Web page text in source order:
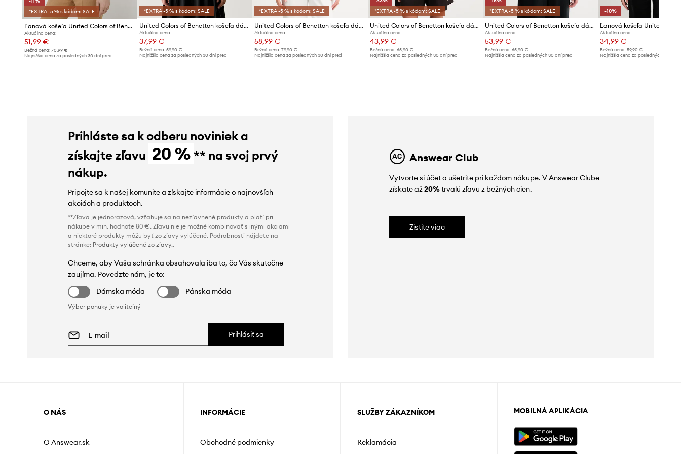
*EXTRA -5 % s kódom: SALE
Ľanová košeľa United Colors of Benetton
Aktuálna cena:
51,99 €
Bežná cena: 70,99 €
Najnižšia cena za posledných 30 dní pred
*EXTRA -5 % s kódom: SALE
United Colors of Benetton košeľa dámska bavlnená
Aktuálna cena:
37,99 €
Bežná cena:59,90 €
Najnižšia cena za posledných 30 dní pred
*EXTRA -5 % s kódom: SALE
United Colors of Benetton košeľa dámska s lyocellom
Aktuálna cena:
58,99 €
Bežná cena: 79,90 €
Najnižšia cena za posledných 30 dní pred
*EXTRA -5 % s kódom: SALE
United Colors of Benetton košeľa dámska z viskózy
Aktuálna cena:
43,99 €
Bežná cena: 65,90 €
Najnižšia cena za posledných 30 dní pred
*EXTRA -5 % s kódom: SALE
United Colors of Benetton košeľa dámska ľanová
Aktuálna cena:
53,99 €
Bežná cena:65,90 €
Najnižšia cena za posledných 30 dní pred
-10%
Aktuálna cena:
34,99 €
Bežná cena: 59,90 €
Najnižšia cena za posledných 30 dní
Prihláste sa k odberu noviniek a
získajte zľavu 20 % ** na svoj prvý
nákup.
Pripojte sa k našej komunite a získajte informácie o najnovších
akciách a produktoch.
**Zľava je jednorazová, vzťahuje sa na nezľavnené produkty a platí pri
nákupe v min. hodnote 80 €. Zľavu nie je možné kombinovať s inými akciami
a niektoré produkty môžu byť zo zľavy vylúčené. Podrobnosti nájdete na
stránke: Produkty vylúčené zo zľavy..
Chceme, aby Vaša schránka obsahovala iba to, čo Vás skutočne
zaujíma. Povedzte nám, je to:
Dámska móda
Pánska móda
Výber ponuky je voliteľný
Prihlásiť sa
Answear Club
Vytvorte si účet a ušetrite pri každom nákupe. V Answear Clube
získate až20%trvalú zľavu z bežných cien.
Zistite viac
O NÁS
O Answear.sk
INFORMÁCIE
Obchodné podmienky
SLUŽBY ZÁKAZNÍKOM
Reklamácia
MOBILNÁ APLIKÁCIA